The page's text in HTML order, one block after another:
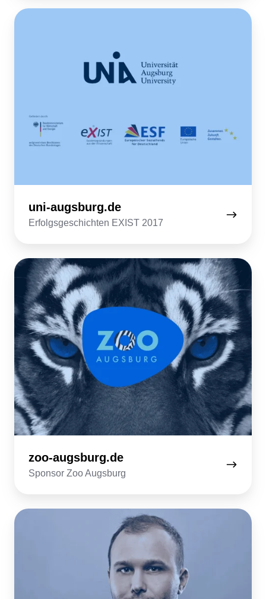
uni-augsburg.de
Erfolgsgeschichten EXIST 2017
uni-
zoo-augsburg.de
Sponsor Zoo Augsburg
zoo-
augsburg.de
b4bschwaben.de